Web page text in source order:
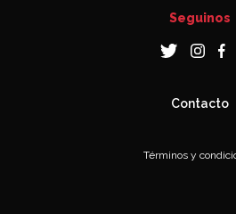
Seguinos
Contacto
Términos y